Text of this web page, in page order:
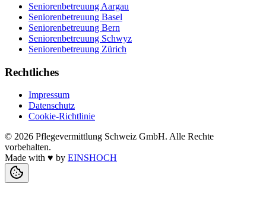
Seniorenbetreuung Aargau
Seniorenbetreuung Basel
Seniorenbetreuung Bern
Seniorenbetreuung Schwyz
Seniorenbetreuung Zürich
Rechtliches
Impressum
Datenschutz
Cookie-Richtlinie
© 2026 Pflegevermittlung Schweiz GmbH. Alle Rechte
vorbehalten.
Made with ♥ by EINSHOCH